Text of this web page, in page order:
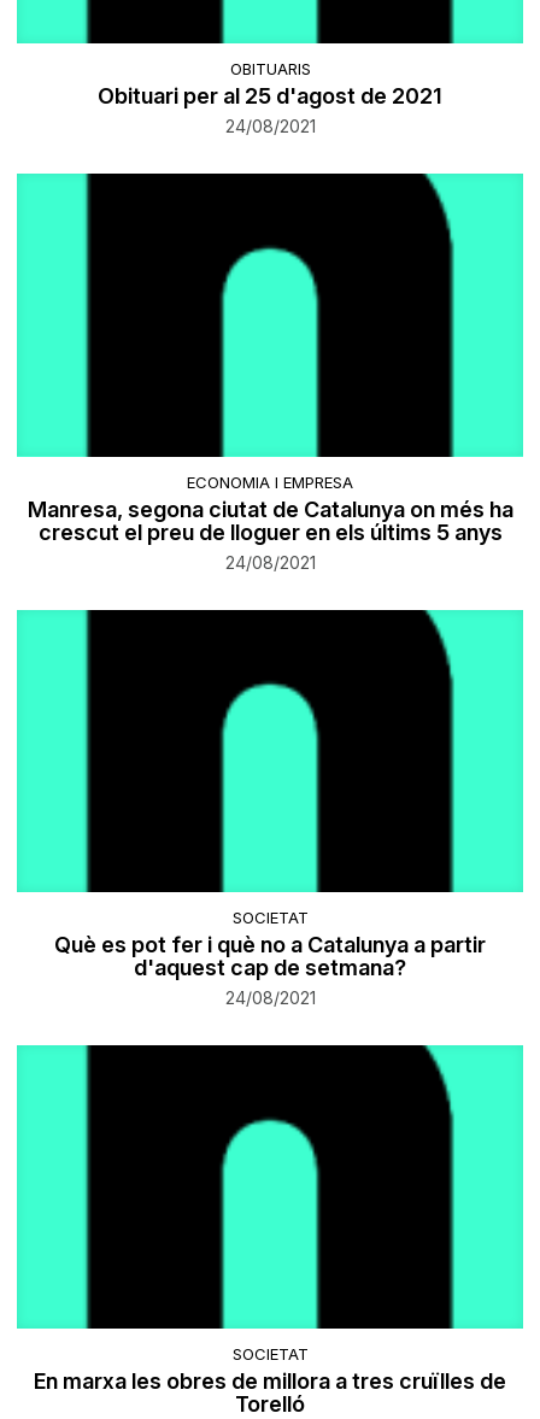
OBITUARIS
Obituari per al 25 d'agost de 2021
24/08/2021
ECONOMIA I EMPRESA
Manresa, segona ciutat de Catalunya on més ha
crescut el preu de lloguer en els últims 5 anys
24/08/2021
SOCIETAT
Què es pot fer i què no a Catalunya a partir
d'aquest cap de setmana?
24/08/2021
SOCIETAT
​En marxa les obres de millora a tres cruïlles de
Torelló